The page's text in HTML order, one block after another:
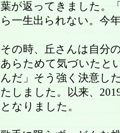
葉が返ってきました。
ら一生出られない。今
その時、丘さんは自分
あらためて気づいたと
んだ」そう強く決意し
たしました。以来、
となりました。